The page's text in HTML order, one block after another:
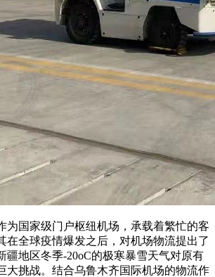
为国家级门户枢纽机场，承载着繁忙的客
在全球疫情爆发之后，对机场物流提出了
疆地区冬季-20oC的极寒暴雪天气对原有
大挑战。结合乌鲁木齐国际机场的物流作